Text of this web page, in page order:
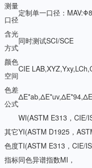
测量
口径
定制单一口径：
含光
方式
同时测试SCI/SCE
颜色
空间
CIE
色差
公式
其它
色度
指标
WI(ASTM E313，CIE/
YI(ASTM D1925，
TI(ASTM E313，CIE/
同色异谱指数MI，